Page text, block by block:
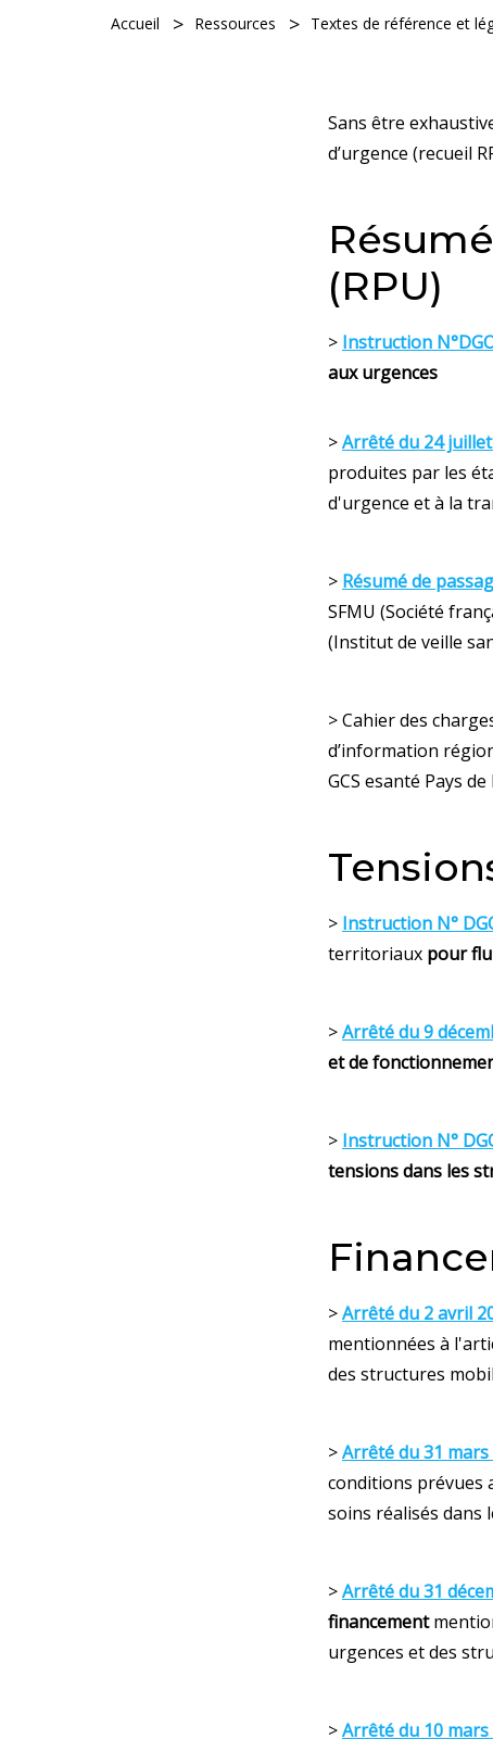
Accueil Ressources Textes de référence et
Sans être
d’urgence (recueil
(RPU)
> Instruction
aux urgences
>Arrêté du 24
produites par les
d'urgence et à la
> Résumé de
SFMU (Société
(Institut de veille
> Cahier des
d’information
GCS esanté Pays
> Instruction N°
territoriaux pour
>Arrêté du 9
et de
> Instruction N°
tensions dans les
>Arrêté du 2 avril
mentionnées à
des structures
>Arrêté du 31 mars
conditions prévues
soins réalisés dans
>Arrêté du 31
financement
urgences et des
>Arrêté du 10 mars